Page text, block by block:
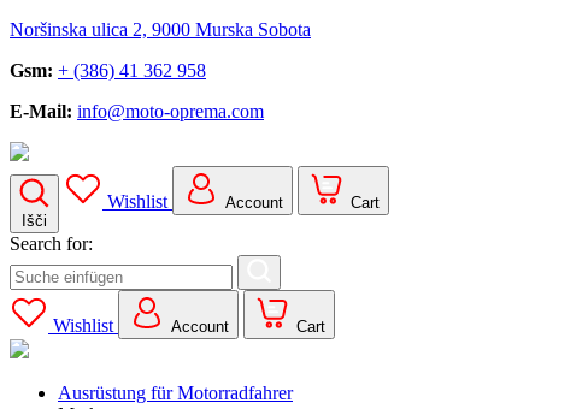
Noršinska ulica 2, 9000 Murska Sobota
Gsm: + (386) 41 362 958
E-Mail: info@moto-oprema.com
Išči
Wishlist Account Cart
Search for:
Wishlist Account Cart
Ausrüstung für Motorradfahrer